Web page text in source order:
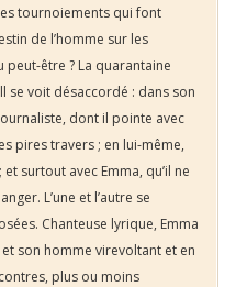
tournoiements qui font
de l’homme sur les
peut-être ? La quarantaine
se voit désaccordé : dans son
dont il pointe avec
pires travers ; en lui-même,
surtout avec Emma, qu’il ne
L’une et l’autre se
Chanteuse lyrique, Emma
son homme virevoltant et en
plus ou moins